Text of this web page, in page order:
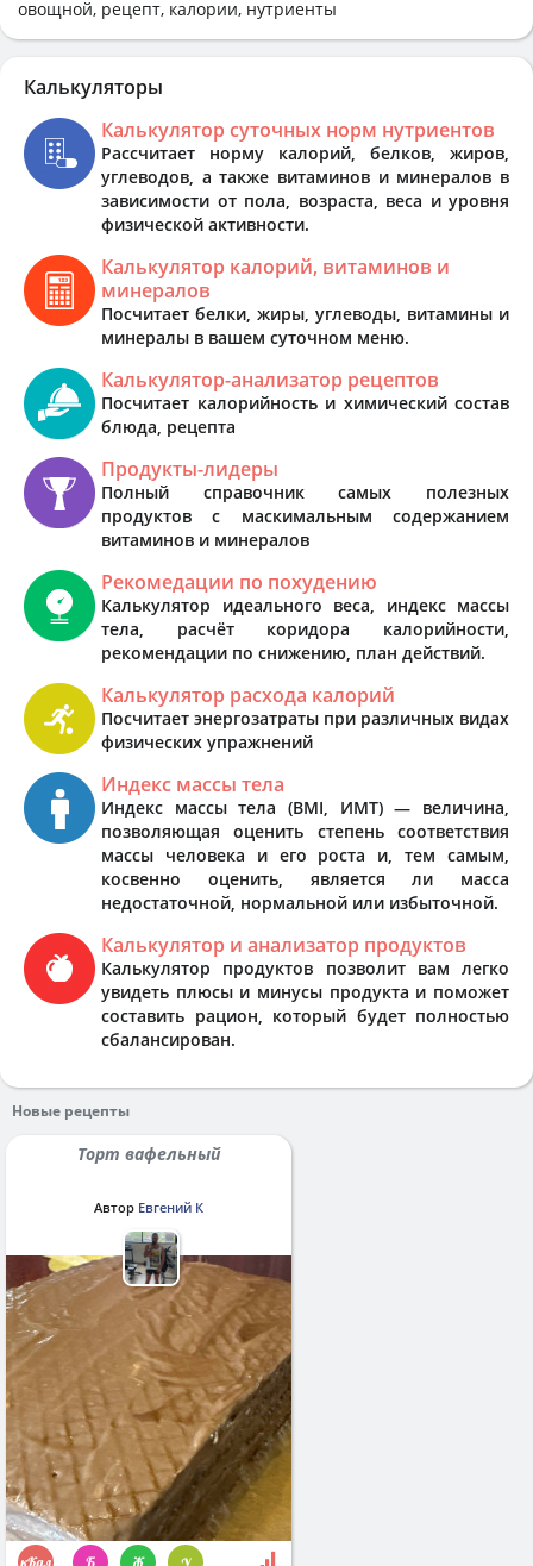
овощной, рецепт, калории, нутриенты
Калькуляторы
Калькулятор суточных норм нутриентов
Рассчитает норму калорий, белков, жиров,
углеводов, а также витаминов и минералов в
зависимости от пола, возраста, веса и уровня
физической активности.
Калькулятор калорий, витаминов и
минералов
Посчитает белки, жиры, углеводы, витамины и
минералы в вашем суточном меню.
Калькулятор-анализатор рецептов
Посчитает калорийность и химический состав
блюда, рецепта
Продукты-лидеры
Полный справочник самых полезных
продуктов с маскимальным содержанием
витаминов и минералов
Рекомедации по похудению
Калькулятор идеального веса, индекс массы
тела, расчёт коридора калорийности,
рекомендации по снижению, план действий.
Калькулятор расхода калорий
Посчитает энергозатраты при различных видах
физических упражнений
Индекс массы тела
Индекс массы тела (BMI, ИМТ) — величина,
позволяющая оценить степень соответствия
массы человека и его роста и, тем самым,
косвенно оценить, является ли масса
недостаточной, нормальной или избыточной.
Калькулятор и анализатор продуктов
Калькулятор продуктов позволит вам легко
увидеть плюсы и минусы продукта и поможет
составить рацион, который будет полностью
сбалансирован.
Новые рецепты
Торт вафельный
Автор Евгений К